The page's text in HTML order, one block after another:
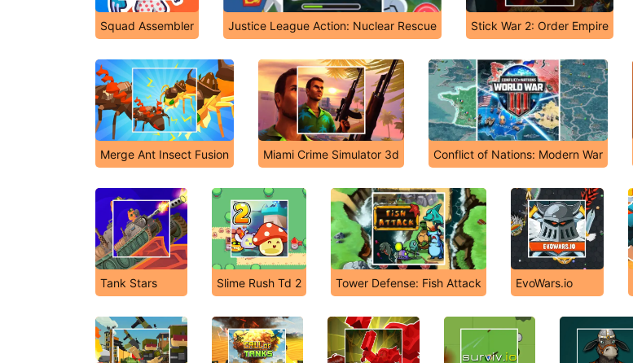
Squad Assembler Justice League Action: Nuclear Rescue Stick War 2: Order Empire
Merge Ant Insect Fusion Miami Crime Simulator 3d Conflict of Nations: Modern War
Tank Stars Slime Rush Td 2 Tower Defense: Fish Attack EvoWars.io